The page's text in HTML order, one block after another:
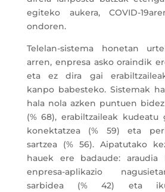
egiteko aukera, COVID-
ondoren.
Telelan-sistema honetan
arren, enpresa asko oraindik
eta ez dira gai
kanpo babesteko. Sistemak
hala nola azken puntuen
(% 68), erabiltzaileak kudeatu
konektatzea (% 59) eta
sartzea (% 56). Aipatutako
hauek ere badaude: araudia
enpresa-aplikazio
sarbidea (% 42) eta